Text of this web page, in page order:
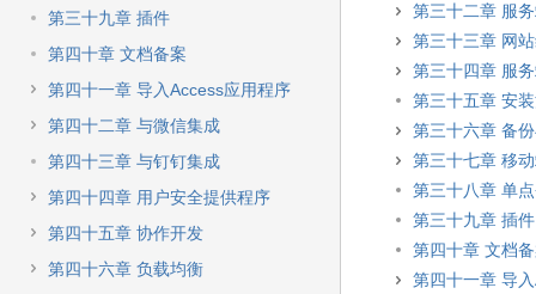
第三十九章 插件
第四十章 文档备案
第四十一章 导入Access应用程序
第四十二章 与微信集成
第四十三章 与钉钉集成
第四十四章 用户安全提供程序
第四十五章 协作开发
第四十六章 负载均衡
第三十二章 服
第三十三章 网
第三十四章 服
第三十五章 安
第三十六章 备
第三十七章 移
第三十八章 单
第三十九章 插件
第四十章 文档
第四十一章 导